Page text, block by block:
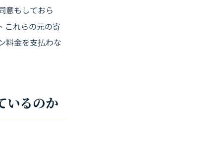
意もしておら
これらの元の寄
料金を支払わな
いるのか